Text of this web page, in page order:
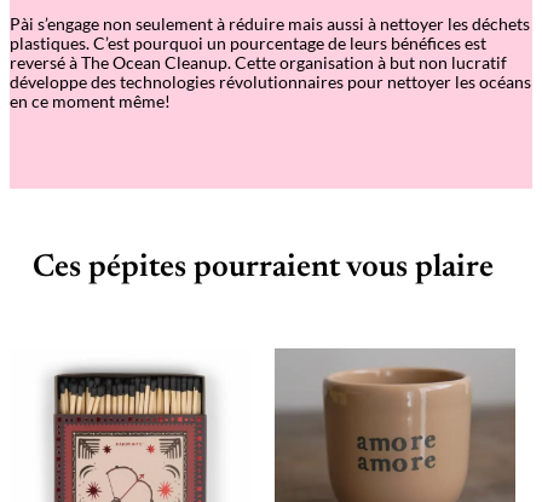
Pài s’engage non seulement à réduire mais aussi à nettoyer les déchets
plastiques. C’est pourquoi un pourcentage de leurs bénéfices est
reversé à The Ocean Cleanup. Cette organisation à but non lucratif
développe des technologies révolutionnaires pour nettoyer les océans
en ce moment même!
Ces pépites pourraient vous plaire